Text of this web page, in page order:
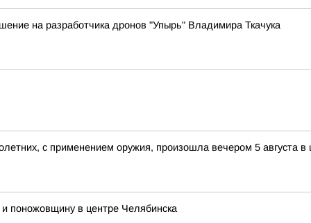
на разработчика дронов "Упырь" Владимира Ткачука
с применением оружия, произошла вечером 5 августа в
поножовщину в центре Челябинска